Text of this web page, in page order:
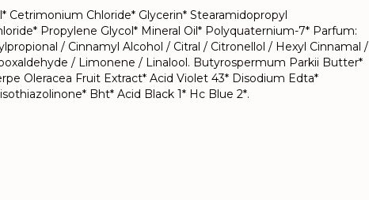
Cetrimonium Chloride* Glycerin* Stearamidopropyl
Propylene Glycol* Mineral Oil* Polyquaternium-7* Parfum:
/ Cinnamyl Alcohol / Citral / Citronellol / Hexyl Cinnamal /
/ Limonene / Linalool. Butyrospermum Parkii Butter*
Oleracea Fruit Extract* Acid Violet 43* Disodium Edta*
Bht* Acid Black 1* Hc Blue 2*.